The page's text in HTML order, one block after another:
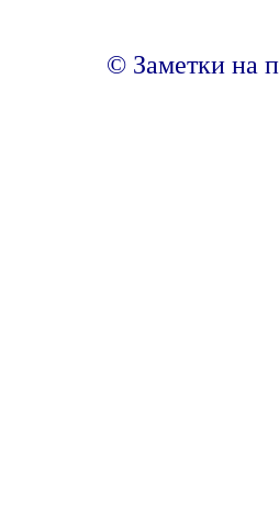
© Заметки на